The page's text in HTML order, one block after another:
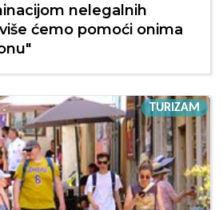
nelegalnih
ćemo pomoći onima
TURIZAM